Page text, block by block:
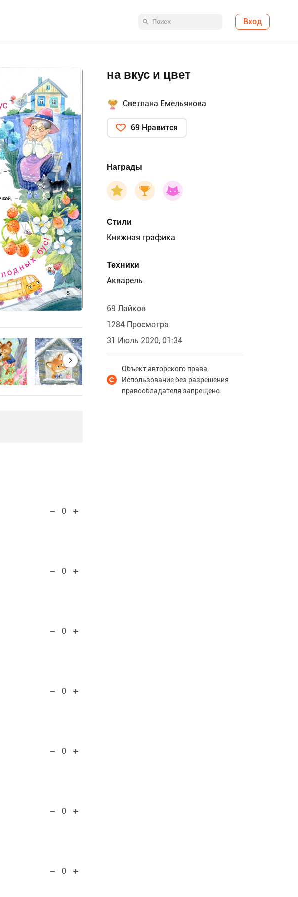
Вход
0
0
0
0
0
0
0
на вкус и цвет
Светлана Емельянова
69 Нравится
Награды
Стили
Книжная графика
Техники
Акварель
69 Лайков
1284 Просмотра
31 Июль 2020, 01:34
Объект авторского права.
Использование без разрешения
правообладателя запрещено.